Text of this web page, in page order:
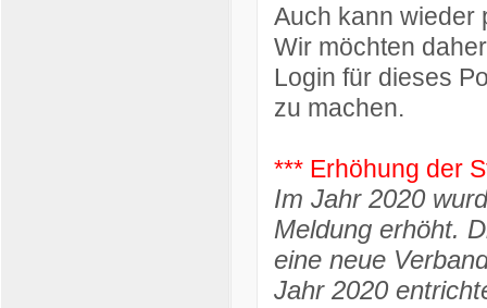
Auch kann wieder
Wir möchten
Login für dieses
zu machen.
*** Erhöhung der
Im Jahr 2020
Meldung erhöht.
eine neue
Jahr 2020